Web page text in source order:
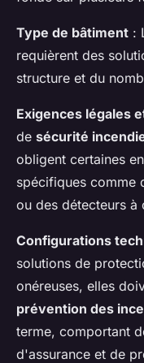
Type de bâtiment :
requièrent des
structure et du
Exigences légales
de sécurité
obligent certaines
spécifiques comme
ou des détecteurs à
Configurations
solutions de
onéreuses, elles
prévention des
terme, comportant
d'assurance et de